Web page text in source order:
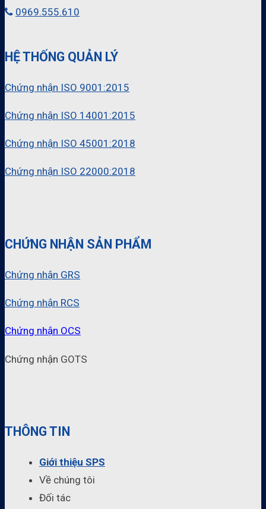
0969.555.610
HỆ THỐNG QUẢN LÝ
Chứng nhận ISO 9001:2015
Chứng nhận ISO 14001:2015
Chứng nhận ISO 45001:2018
Chứng nhận ISO 22000:2018
CHỨNG NHẬN SẢN PHẨM
Chứng nhận GRS
Chứng nhận RCS
Chứng nhận OCS
Chứng nhận GOTS
THÔNG TIN
Giới thiệu SPS
Về chúng tôi
Đối tác